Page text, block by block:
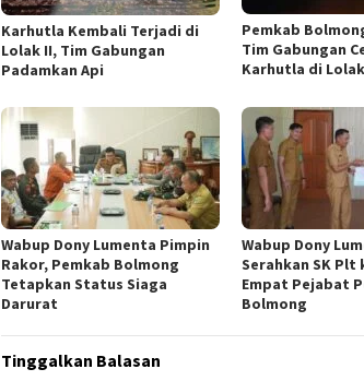
Karhutla Kembali Terjadi di
Lolak II, Tim Gabungan
Padamkan Api
Pemkab
Tim Gabungan
Karhutla di Lolak
Wabup Dony Lumenta Pimpin
Rakor, Pemkab Bolmong
Tetapkan Status Siaga
Darurat
Wabup Dony
Serahkan SK Plt
Empat Pejabat
Bolmong
Tinggalkan Balasan